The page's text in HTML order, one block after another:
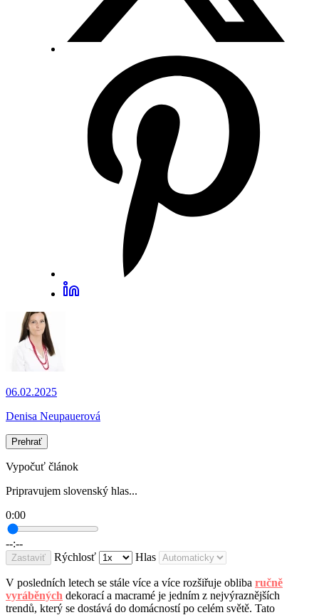
06.02.2025
Denisa Neupauerová
Prehrať
Vypočuť článok
Pripravujem slovenský hlas...
0:00
--:--
Zastaviť Rýchlosť Hlas
V posledních letech se stále více a více rozšiřuje obliba ručně
vyráběných dekorací a macramé je jedním z nejvýraznějších
trendů, který se dostává do domácností po celém světě. Tato